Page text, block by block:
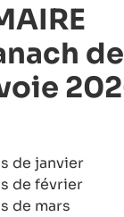
de janvier
de février
de mars